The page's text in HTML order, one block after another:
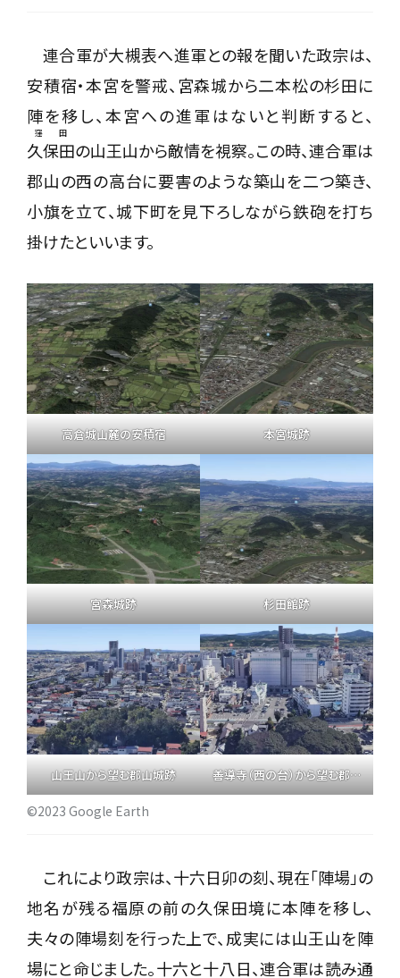
連合軍が大槻表へ進軍との報を聞いた政宗は、
安積宿・本宮を警戒、宮森城から二本松の杉田に
陣を移し、本宮への進軍はないと判断すると、
久保田
窪田
の山王山から敵情を視察。この時、連合軍は
郡山の西の高台に要害のような築山を二つ築き、
小旗を立て、城下町を見下ろしながら鉄砲を打ち
掛けたといいます。
高倉城山麓の安積宿 本宮城跡
宮森城跡 杉田館跡
山王山から望む郡山城跡 善導寺（西の台）から望む郡山城跡
©2023 Google Earth
これにより政宗は、十六日卯の刻、現在「陣場」の
地名が残る福原の前の久保田境に本陣を移し、
夫々の陣場刻を行った上で、成実には山王山を陣
場にと命じました。十六と十八日、連合軍は読み通